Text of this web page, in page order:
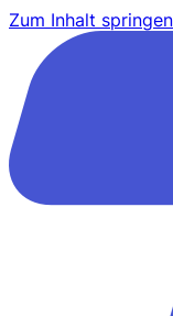
Zum Inhalt springen